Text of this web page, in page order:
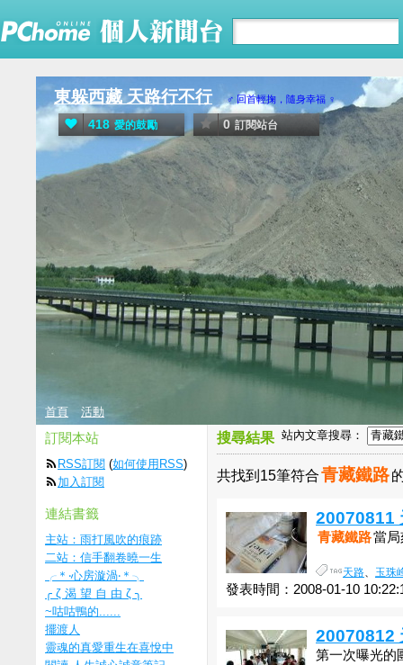
東躲西藏 天路行不行 ♂ 回首輕掬，隨身幸福 ♀
418 愛的鼓勵 0 訂閱站台
首頁 活動
搜尋結果 站內文章搜尋：
共找到15筆符合青藏鐵路
20070811
青藏鐵路當局
天路、 玉珠
發表時間：2008-01-10
20070812
第一次曝光的
訂閱本站
RSS訂閱 (如何使用RSS)
加入訂閱
連結書籤
主站：雨打風吹的痕跡
二站：信手翻卷曉一生
╭＊‧心房漩渦‧＊╮
╭ ζ 渴 望 自 由 ζ ╮
~咕咕鴨的......
擺渡人
靈魂的真愛重生在喜悅中